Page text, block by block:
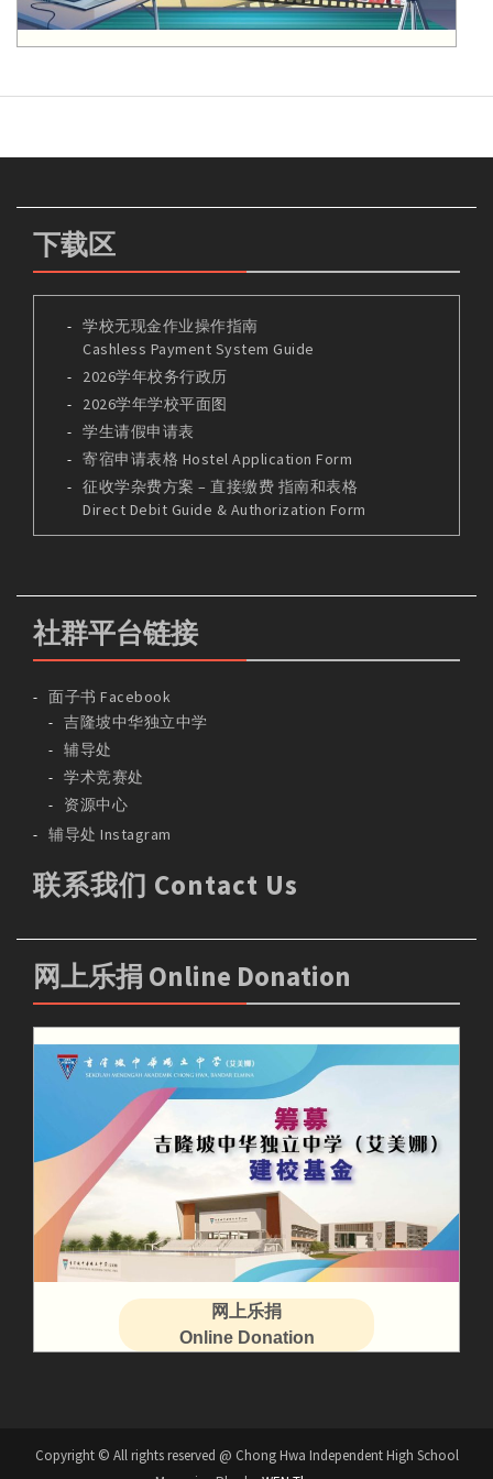
下载区
学校无现金作业操作指南
Cashless Payment System Guide
2026学年校务行政历
2026学年学校平面图
学生请假申请表
寄宿申请表格 Hostel Application Form
征收学杂费方案 – 直接缴费 指南和表格
Direct Debit Guide & Authorization Form
社群平台链接
面子书 Facebook
吉隆坡中华独立中学
辅导处
学术竞赛处
资源中心
辅导处 Instagram
联系我们 Contact Us
网上乐捐 Online Donation
网上乐捐
Online Donation
Copyright © All rights reserved @ Chong Hwa Independent High School